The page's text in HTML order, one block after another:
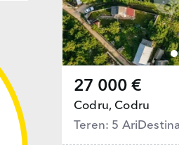
27 000 €
Codru, Codru
Teren: 5 Ari